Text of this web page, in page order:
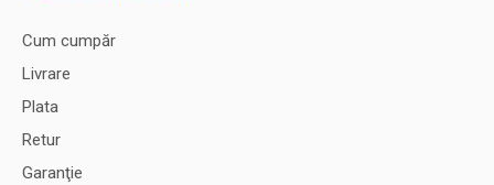
Cum cumpăr
Livrare
Plata
Retur
Garanţie